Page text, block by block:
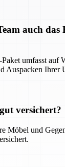
auch das
umfasst auf
Auspacken Ihrer
versichert?
Möbel und